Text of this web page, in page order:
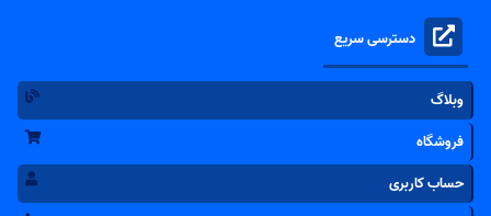
دسترسی سریع
وبلاگ
فروشگاه
حساب کاربری